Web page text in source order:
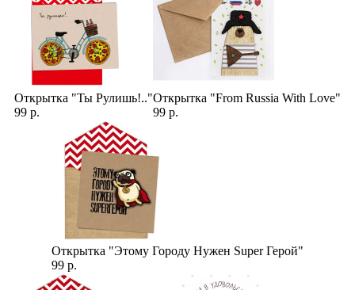
Открытка "Ты Рулишь!.."
99 р.
Открытка "From Russia With Love"
99 р.
Открытка "Этому Городу Нужен Super Герой"
99 р.